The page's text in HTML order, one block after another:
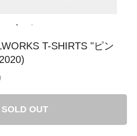
T-SHIRTS "ピン
SOLD OUT